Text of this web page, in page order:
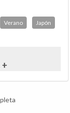
Verano Japón